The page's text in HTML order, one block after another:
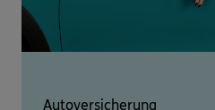
Autoversicherung